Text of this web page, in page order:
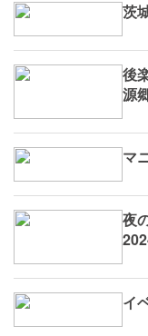
茨
後
源
マ
夜
イ